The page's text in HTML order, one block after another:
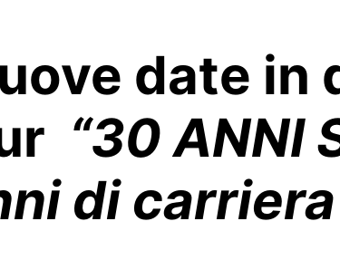
date in
“30 ANNI
di carriera